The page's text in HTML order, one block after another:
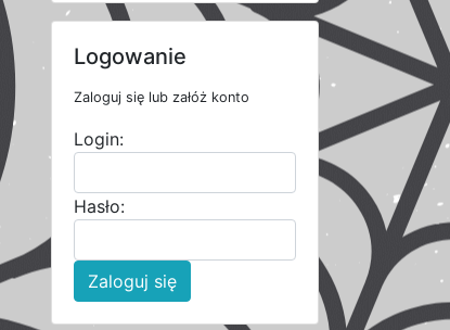
Logowanie
Zaloguj się lub załóż konto
Login:
Hasło:
Zaloguj się